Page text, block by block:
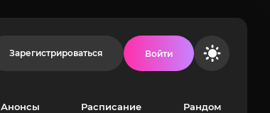
Зарегистрироваться Войти
Анонсы Расписание Рандом